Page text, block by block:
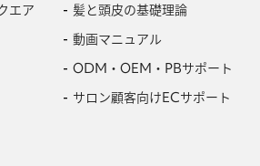
エア
髪と頭皮の基礎理論
動画マニュアル
ODM・OEM・PBサポート
サロン顧客向けECサポート